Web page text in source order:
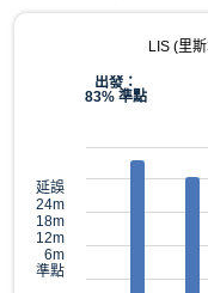
LIS (里
出發：
83% 準點
延誤
24m
18m
12m
6m
準點